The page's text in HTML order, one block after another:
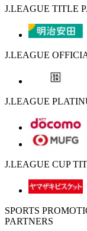
J.LEAGUE TITLE
J.LEAGUE
J.LEAGUE
J.LEAGUE CUP
SPORTS
PARTNERS